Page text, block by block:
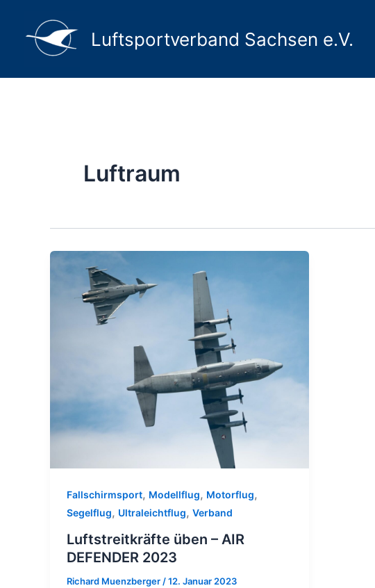
springen
Luftsportverband Sachsen e.V.
Luftraum
Fallschirmsport, Modellflug, Motorflug,
Segelflug, Ultraleichtflug, Verband
Luftstreitkräfte üben – AIR
DEFENDER 2023
Richard Muenzberger/12. Januar 2023